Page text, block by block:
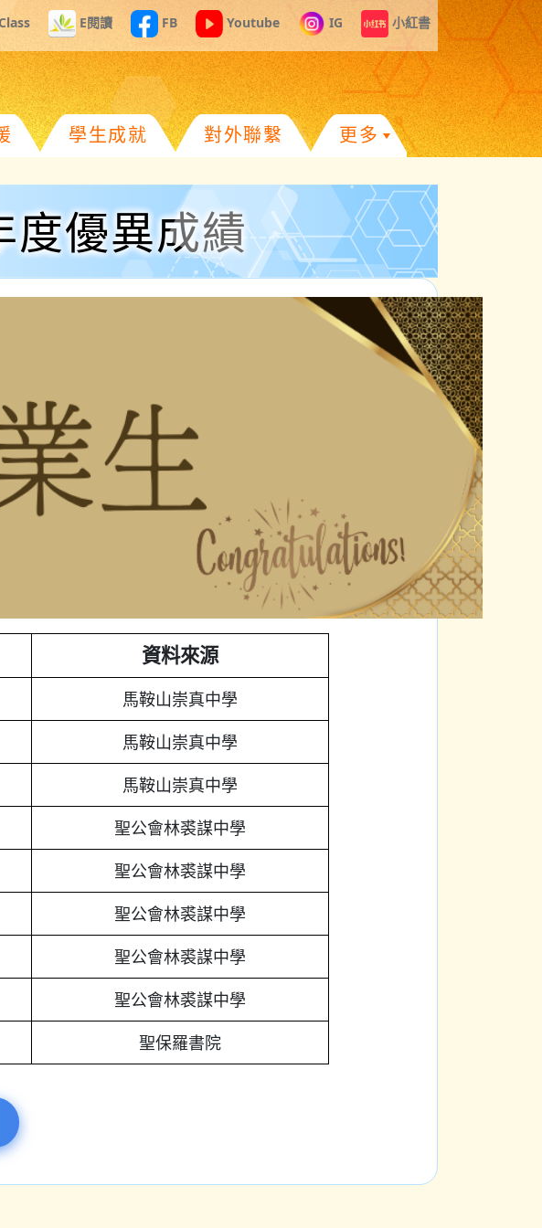
E閱讀 FB Youtube IG 小紅書
學生成就 對外聯繫 更多
優異成績
資料來源
馬鞍山崇真中學
馬鞍山崇真中學
馬鞍山崇真中學
聖公會林裘謀中學
聖公會林裘謀中學
聖公會林裘謀中學
聖公會林裘謀中學
聖公會林裘謀中學
聖保羅書院